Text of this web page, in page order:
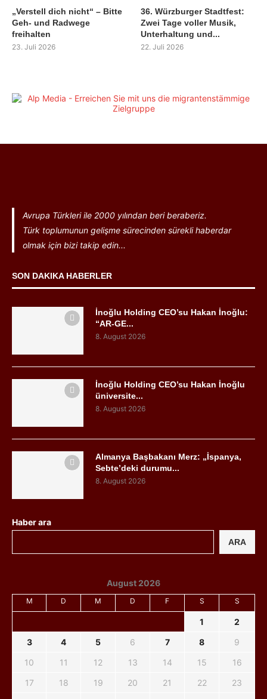
„Verstell dich nicht“ – Bitte
Geh- und Radwege
freihalten
23. Juli 2026
36. Würzburger Stadtfest:
Zwei Tage voller Musik,
Unterhaltung und...
22. Juli 2026
Avrupa Türkleri ile 2000 yılından beri beraberiz.
Türk toplumunun gelişme sürecinden sürekli haberdar
olmak için bizi takip edin...
SON DAKIKA HABERLER
İnoğlu Holding CEO’su Hakan İnoğlu:
“AR-GE...
8. August 2026
İnoğlu Holding CEO’su Hakan İnoğlu
üniversite...
8. August 2026
Almanya Başbakanı Merz: „İspanya,
Sebte’deki durumu...
8. August 2026
Haber ara
ARA
August 2026
M D M D F S S
1
2
3
4 5 6 7 8
9
10
11 12 13 14 15
16
17
18 19 20 21 22
23